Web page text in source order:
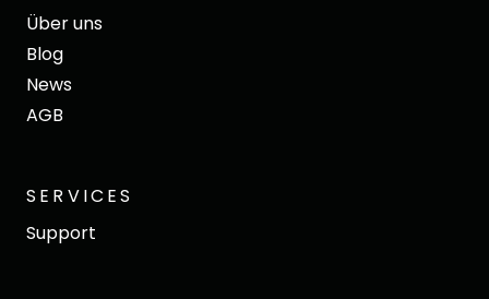
Über uns
Blog
News
AGB
SERVICES
Support